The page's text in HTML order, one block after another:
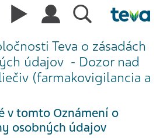
Teva o zásadách
údajov - Dozor nad
(farmakovigilancia a
v tomto Oznámení o
osobných údajov